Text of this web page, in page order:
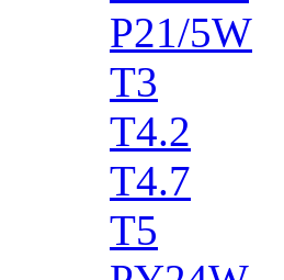
P21/5W
T3
T4.2
T4.7
T5